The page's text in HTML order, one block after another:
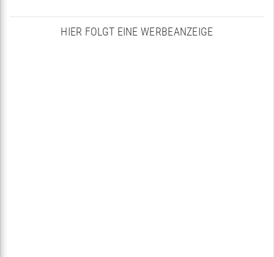
HIER FOLGT EINE WERBEANZEIGE